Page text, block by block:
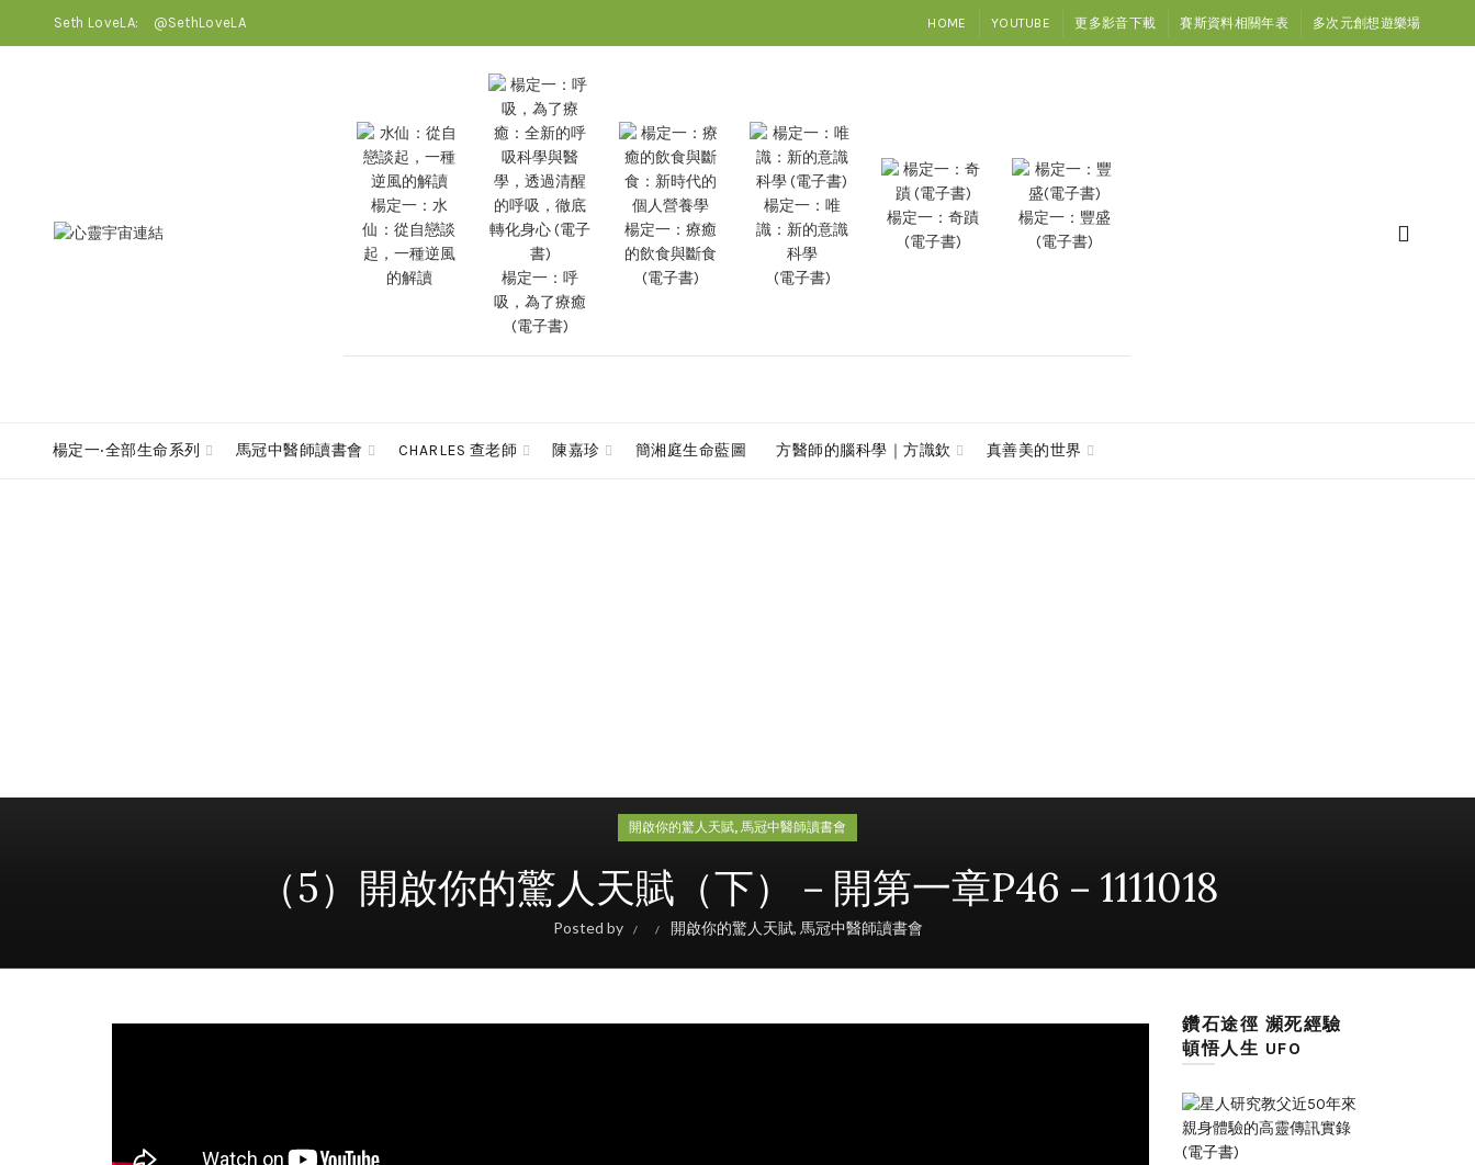
Seth LoveLA: @SethLoveLA HOME YOUTUBE 更多影音下載 賽斯資料相關年表 多次元創想遊樂場
楊定一：水
仙：從自戀談
起，一種逆風
的解讀
楊定一：呼
吸，為了療癒
(電子書)
楊定一：療癒
的飲食與斷食
(電子書)
楊定一：唯
識：新的意識
科學
(電子書)
楊定一：奇蹟
(電子書)
楊定一：豐盛
(電子書)
楊定一‧全部生命系列 馬冠中醫師讀書會 CHARLES 查老師 陳嘉珍 簡湘庭生命藍圖 方醫師的腦科學｜方識欽 真善美的世界
開啟你的驚人天賦, 馬冠中醫師讀書會
（5）開啟你的驚人天賦（下）－開第一章P46－1111018
Posted by 開啟你的驚人天賦, 馬冠中醫師讀書會
鑽石途徑 瀕死經驗
頓悟人生 UFO